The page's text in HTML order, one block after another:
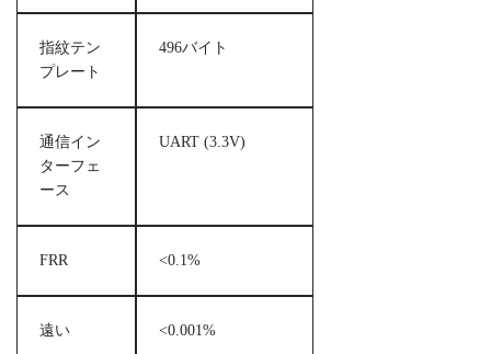
指紋テン
プレート
496バイト
通信イン
ターフェ
ース
UART (3.3V)
FRR <0.1%
遠い <0.001%